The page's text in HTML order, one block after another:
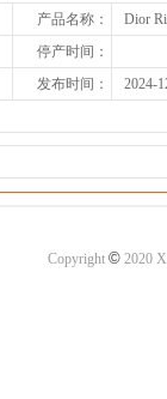
产品名称：
Dior
停产时间：
发布时间：
2024-
Copyright ©2020